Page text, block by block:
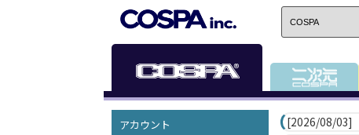
アカウント
[2026/08/03]